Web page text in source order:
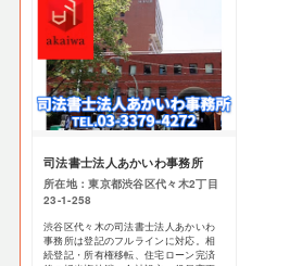
司法書士法人あかいわ事務所
所在地：東京都渋谷区代々木2丁目
23-1-258
渋谷区代々木の司法書士法人あかいわ
事務所は登記のフルラインに対応。相
続登記・所有権移転、住宅ローン完済